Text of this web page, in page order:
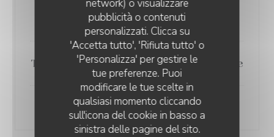
network) o visualizzare
pubblicità o contenuti
personalizzati. Clicca su
'Accetta tutto', 'Rifiuta tutto' o
'Personalizza' per gestire le
tue preferenze. Puoi
modificare le tue scelte in
qualsiasi momento cliccando
sull'icona del cookie in basso a
sinistra delle pagine del sito.
Tagliatelles fraîches au roquefort
Tagliatelles fraîches à la bolognaise
Lasagnes au four
AUBERGE DU PONT D'ARC